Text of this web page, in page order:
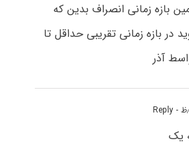
بازه زمانی انصراف بدین که
در بازه زمانی تقریبی حداقل تا
آذر
- Reply
یک